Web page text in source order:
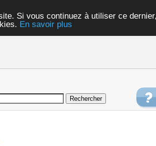
Si vous continuez à utiliser ce
En savoir plus